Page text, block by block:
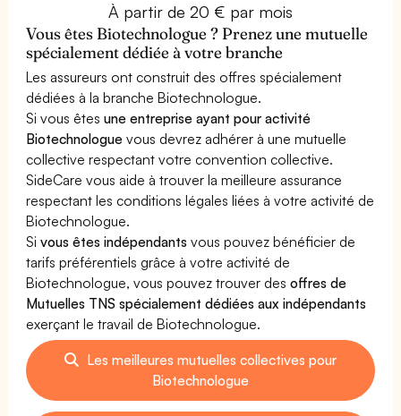
À partir de 20 € par mois
Vous êtes Biotechnologue ? Prenez une mutuelle
spécialement dédiée à votre branche
Les assureurs ont construit des offres spécialement
dédiées à la branche Biotechnologue.
Si vous êtesune entreprise ayant pour activité
Biotechnologue vous devrez adhérer à une mutuelle
collective respectant votre convention collective.
SideCare vous aide à trouver la meilleure assurance
respectant les conditions légales liées à votre activité de
Biotechnologue.
Sivous êtes indépendants vous pouvez bénéficier de
tarifs préférentiels grâce à votre activité de
Biotechnologue, vous pouvez trouver desoffres de
Mutuelles TNS spécialement dédiées aux indépendants
exerçant le travail de Biotechnologue.
Les meilleures mutuelles collectives pour
Biotechnologue